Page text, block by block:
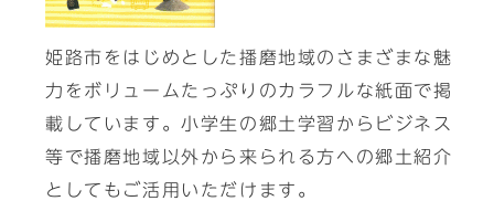
姫路市をはじめとした播磨地域のさまざまな魅
力をボリュームたっぷりのカラフルな紙面で掲
載しています。小学生の郷土学習からビジネス
等で播磨地域以外から来られる方への郷土紹介
としてもご活用いただけます。